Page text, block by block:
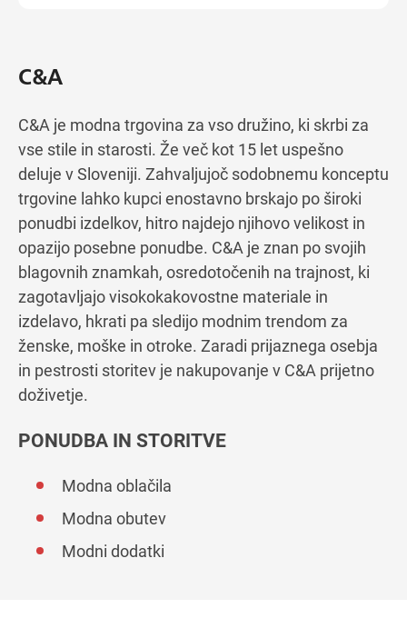
C&A
C&A je modna trgovina za vso družino, ki skrbi za
vse stile in starosti. Že več kot 15 let uspešno
deluje v Sloveniji. Zahvaljujoč sodobnemu konceptu
trgovine lahko kupci enostavno brskajo po široki
ponudbi izdelkov, hitro najdejo njihovo velikost in
opazijo posebne ponudbe. C&A je znan po svojih
blagovnih znamkah, osredotočenih na trajnost, ki
zagotavljajo visokokakovostne materiale in
izdelavo, hkrati pa sledijo modnim trendom za
ženske, moške in otroke. Zaradi prijaznega osebja
in pestrosti storitev je nakupovanje v C&A prijetno
doživetje.
PONUDBA IN STORITVE
Modna oblačila
Modna obutev
Modni dodatki